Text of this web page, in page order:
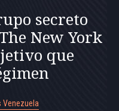
secreto
New York
que
Venezuela